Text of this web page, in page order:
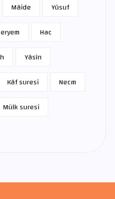
Mâide
Yûsuf
Hac
Yâsîn
Kâf suresi
Necm
Mülk suresi